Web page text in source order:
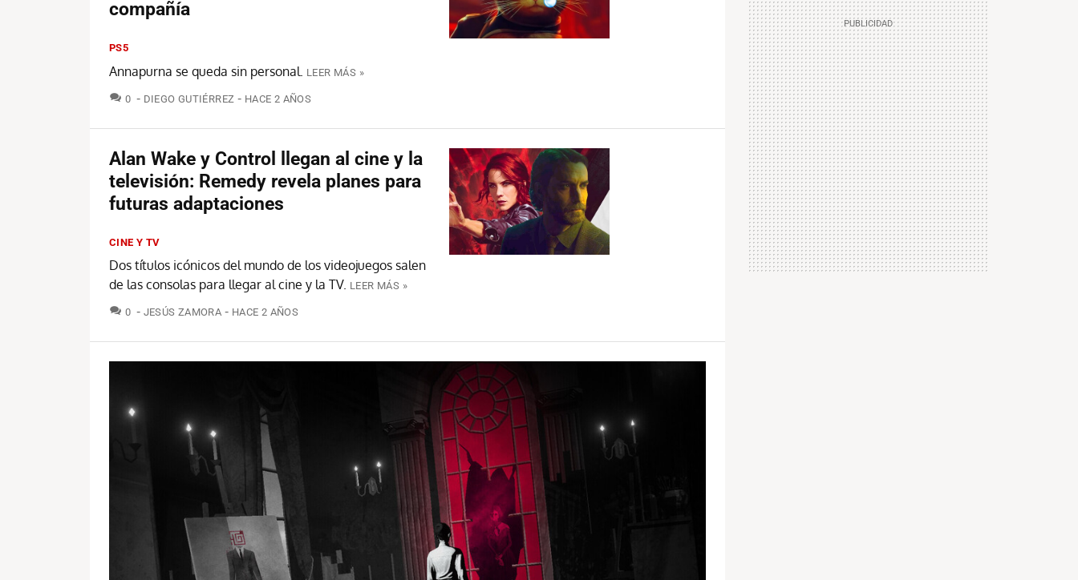
compañía
PS5
Annapurna se queda sin personal. LEER MÁS »
0 COMENTARIOS
DIEGO GUTIÉRREZ HACE 2 AÑOS
Alan Wake y Control llegan al cine y la
televisión: Remedy revela planes para
futuras adaptaciones
CINE Y TV
Dos títulos icónicos del mundo de los videojuegos salen
de las consolas para llegar al cine y la TV. LEER MÁS »
0 COMENTARIOS
JESÚS ZAMORA HACE 2 AÑOS